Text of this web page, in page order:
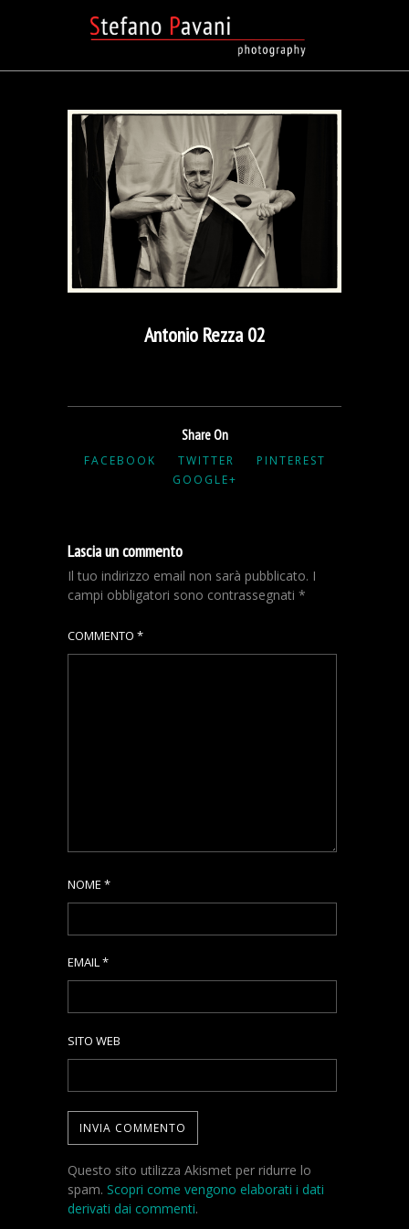
Antonio Rezza 02
Share On
FACEBOOK TWITTER
PINTEREST
GOOGLE+
Lascia un commento
Il tuo indirizzo email non sarà pubblicato. I
campi obbligatori sono contrassegnati *
COMMENTO *
NOME *
EMAIL*
SITO WEB
Questo sito utilizza Akismet per ridurre lo
spam. Scopri come vengono elaborati i dati
derivati dai commenti.